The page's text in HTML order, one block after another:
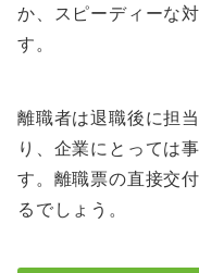
か、スピーディーな
す。
離職者は退職後に担
り、企業にとっては
す。離職票の直接交
るでしょう。